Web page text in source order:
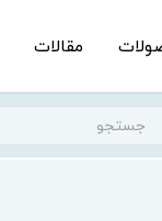
مقالات